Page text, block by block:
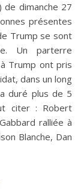
de dimanche 27
présentes
Trump se sont
Un parterre
Trump ont pris
dans un long
duré plus de 5
citer : Robert
ralliée à
Blanche, Dan